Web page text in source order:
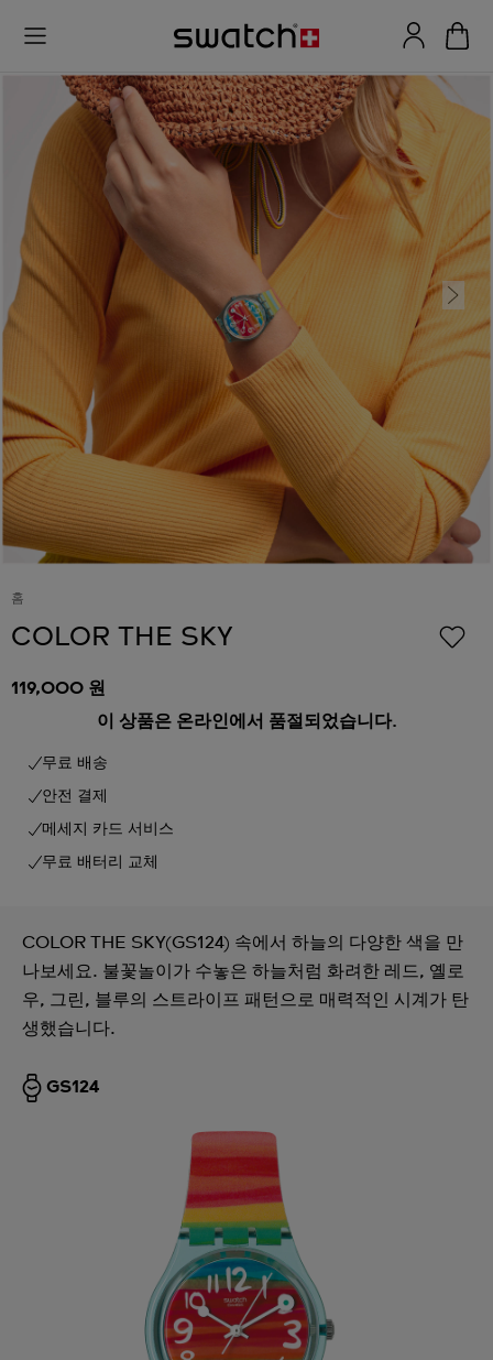
홈
COLOR THE SKY
119,000 원
이 상품은 온라인에서 품절되었습니다.
무료 배송
안전 결제
메세지 카드 서비스
무료 배터리 교체
COLOR THE SKY(GS124) 속에서 하늘의 다양한 색을 만
나보세요. 불꽃놀이가 수놓은 하늘처럼 화려한 레드, 옐로
우, 그린, 블루의 스트라이프 패턴으로 매력적인 시계가 탄
생했습니다.
GS124